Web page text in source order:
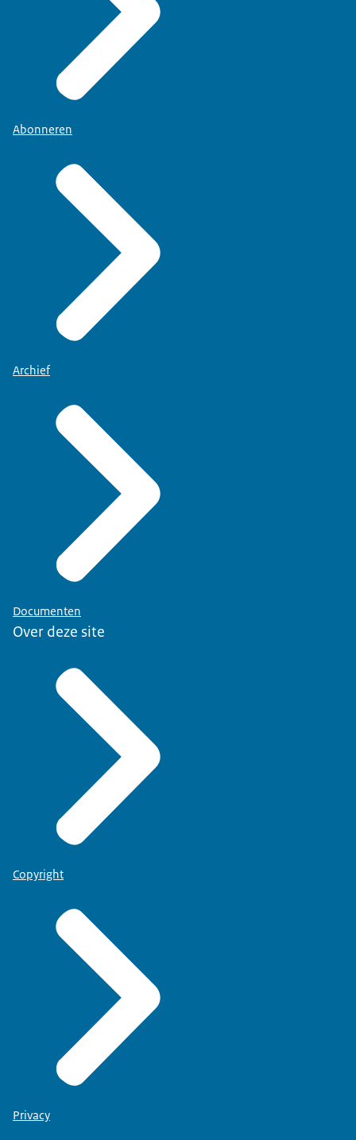
Abonneren
Archief
Documenten
Over deze site
Copyright
Privacy